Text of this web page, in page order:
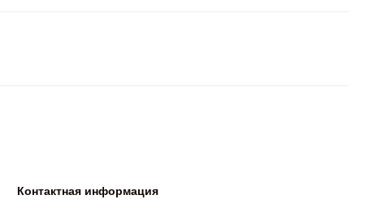
Контактная информация